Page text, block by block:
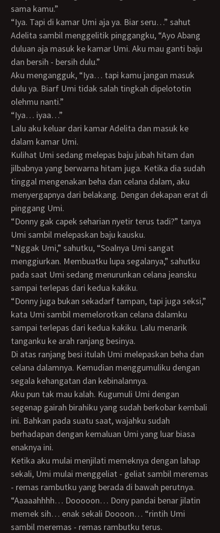
sama kamu.”
“Iya. Tapi di kamar Umi aja ya. Biar seru…” sahut
Adelita sambil menggelitik pinggangku, “Ayo Abang
duluan aja masuk ke kamar Umi. Aku mau ganti baju
dan bersih - bersih dulu.”
Aku mengangguk, “Iya… tapi kamu jangan masuk
dulu ya. Biarf Umi tidak salah tingkah dipelototin
olehmu nanti.”
“Iya… iyaa…”
Lalu aku keluar dari kamar Adelita dan masuk ke
dalam kamar Umi.
Kulihat Umi sedang melepas baju jubah hitam dan
jilbabnya yang berwarna hitam juga. Ketika dia sudah
tinggal mengenakan beha dan celana dalam, aku
menyergapnya dari belakang. Dengan dekapan erat di
pinggang Umi.
“Donny gak capek seharian nyetir terus tadi?” tanya
Umi sambil melepaskan baju kausku.
“Nggak Umi,” sahutku, “Soalnya Umi sangat
menggiurkan. Membuatku lupa segalanya,” sahutku
pada saat Umi sedang menurunkan celana jeansku
sampai terlepas dari kedua kakiku.
“Donny juga bukan sekadarf tampan, tapi juga seksi,”
kata Umi sambil memelorotkan celana dalamku
sampai terlepas dari kedua kakiku. Lalu menarik
tanganku ke arah ranjang besinya.
Di atas ranjang besi itulah Umi melepaskan beha dan
celana dalamnya. Kemudian menggumuliku dengan
segala kehangatan dan kebinalannya.
Aku pun tak mau kalah. Kugumuli Umi dengan
segenap gairah birahiku yang sudah berkobar kembali
ini. Bahkan pada suatu saat, wajahku sudah
berhadapan dengan kemaluan Umi yang luar biasa
enaknya ini.
Ketika aku mulai menjilati memeknya dengan lahap
sekali, Umi mulai menggeliat - geliat sambil meremas
- remas rambutku yang berada di bawah perutnya.
“Aaaaahhhh… Dooooon… Dony pandai benar jilatin
memek sih… enak sekali Doooon… “rintih Umi
sambil meremas - remas rambutku terus.